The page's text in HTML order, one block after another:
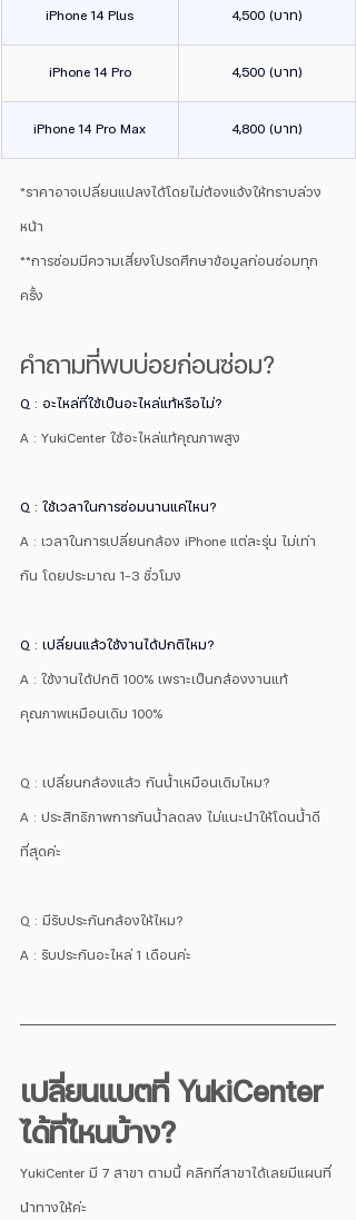
iPhone 14 Plus 4,500 (บาท)
iPhone 14 Pro 4,500 (บาท)
iPhone 14 Pro Max 4,800 (บาท)
*ราคาอาจเปลี่ยนแปลงได้โดยไม่ต้องแจ้งให้ทราบล่วง
หน้า
**การซ่อมมีความเสี่ยงโปรดศึกษาข้อมูลก่อนซ่อมทุก
ครั้ง
คำถามที่พบบ่อยก่อนซ่อม?
Q : อะไหล่ที่ใช้เป็นอะไหล่แท้หรือไม่?
A : YukiCenter ใช้อะไหล่แท้คุณภาพสูง
Q : ใช้เวลาในการซ่อมนานแค่ไหน?
A : เวลาในการเปลี่ยนกล้อง iPhone แต่ละรุ่น ไม่เท่า
กัน โดยประมาณ 1-3 ชั่วโมง
Q : เปลี่ยนแล้วใช้งานได้ปกติไหม?
A : ใช้งานได้ปกติ 100% เพราะเป็นกล้องงานแท้
คุณภาพเหมือนเดิม 100%
Q : เปลี่ยนกล้องแล้ว กันน้ำเหมือนเดิมไหม?
A : ประสิทธิภาพการกันน้ำลดลง ไม่แนะนำให้โดนน้ำดี
ที่สุดค่ะ
Q : มีรับประกันกล้องให้ไหม?
A : รับประกันอะไหล่ 1 เดือนค่ะ
เปลี่ยนแบตที่ YukiCenter
ได้ที่ไหนบ้าง?
YukiCenter มี 7 สาขา ตามนี้ คลิกที่สาขาได้เลยมีแผนที่
นำทางให้ค่ะ